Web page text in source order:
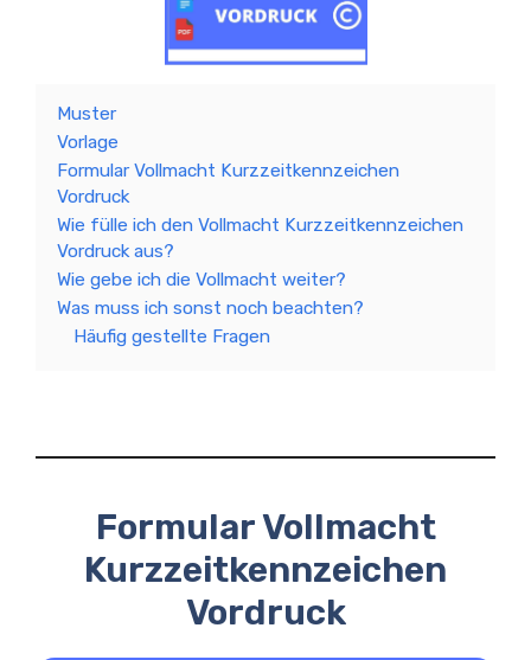
Muster
Vorlage
Formular Vollmacht Kurzzeitkennzeichen
Vordruck
Wie fülle ich den Vollmacht Kurzzeitkennzeichen
Vordruck aus?
Wie gebe ich die Vollmacht weiter?
Was muss ich sonst noch beachten?
Häufig gestellte Fragen
Formular Vollmacht
Kurzzeitkennzeichen
Vordruck